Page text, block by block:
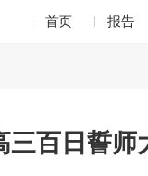
首页 报告
三百日誓师